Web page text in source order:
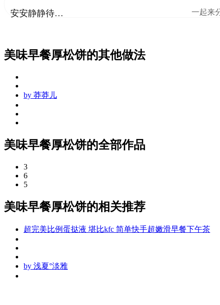
安安静静待花开 一起来
美味早餐厚松饼的其他做法
by 莽莽儿
美味早餐厚松饼的全部作品
3
6
5
美味早餐厚松饼的相关推荐
超完美比例蛋挞液 堪比kfc 简单快手超嫩滑早餐下午茶
by 浅夏°淡雅